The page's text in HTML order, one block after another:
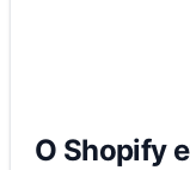
O Shopify